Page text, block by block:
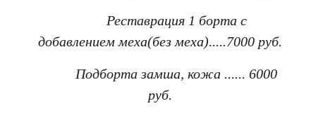
Реставрация 1 борта с
добавлением меха(без меха).....7000 руб.
Подборта замша, кожа ...... 6000
руб.